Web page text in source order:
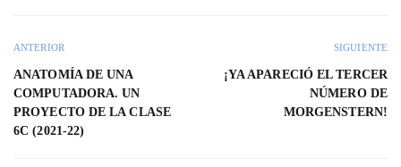
ANTERIOR
ANATOMÍA DE UNA
COMPUTADORA. UN
PROYECTO DE LA CLASE
6C (2021-22)
SIGUIENTE
¡YA APARECIÓ EL TERCER
NÚMERO DE
MORGENSTERN!